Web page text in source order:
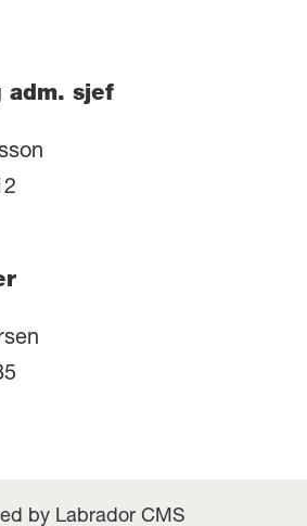
adm. sjef
by Labrador CMS